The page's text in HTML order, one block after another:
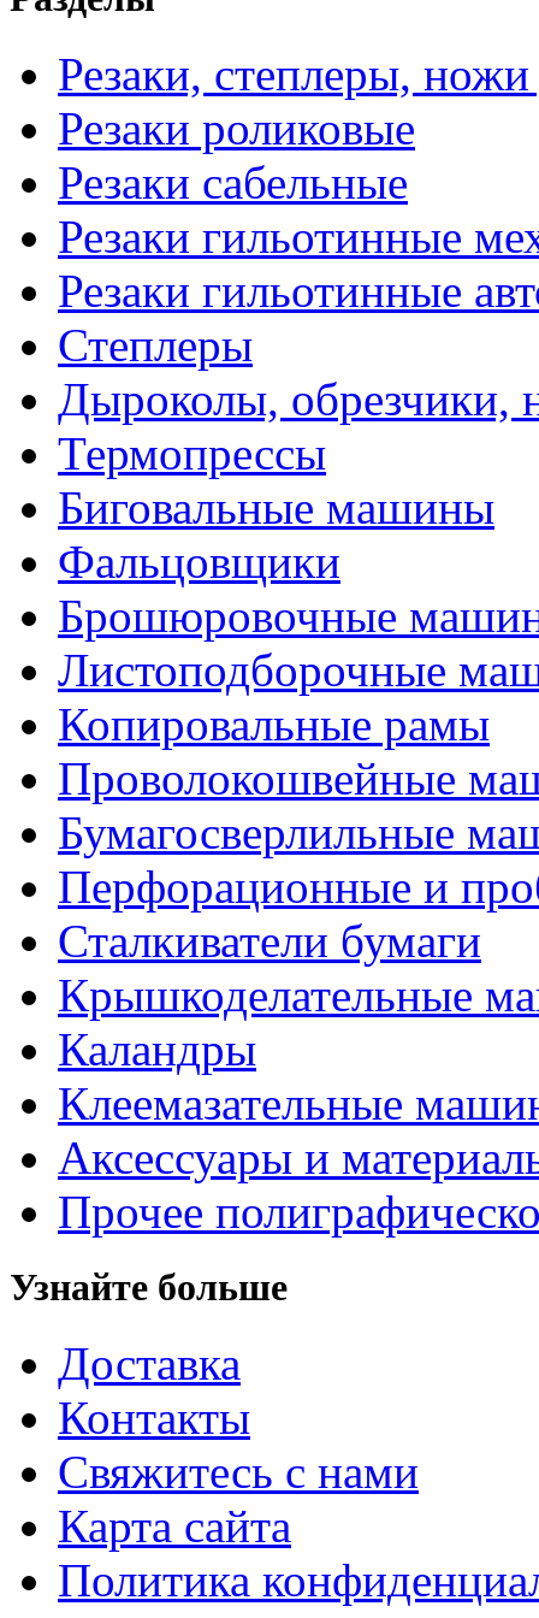
Резаки, степлеры, ножи
Резаки роликовые
Резаки сабельные
Резаки гильотинные
Резаки гильотинные
Степлеры
Дыроколы, обрезчики,
Термопрессы
Биговальные машины
Фальцовщики
Брошюровочные
Листоподборочные
Копировальные рамы
Проволокошвейные
Бумагосверлильные
Перфорационные и
Сталкиватели бумаги
Крышкоделательные
Каландры
Клеемазательные
Аксеcсуары и
Прочее
Узнайте больше
Доставка
Контакты
Свяжитесь с нами
Карта сайта
Политика